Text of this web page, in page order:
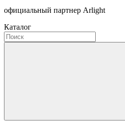
официальный партнер Arlight
Каталог